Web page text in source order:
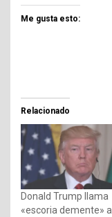
Me gusta esto:
Relacionado
Donald Trump llama
«escoria demente» al